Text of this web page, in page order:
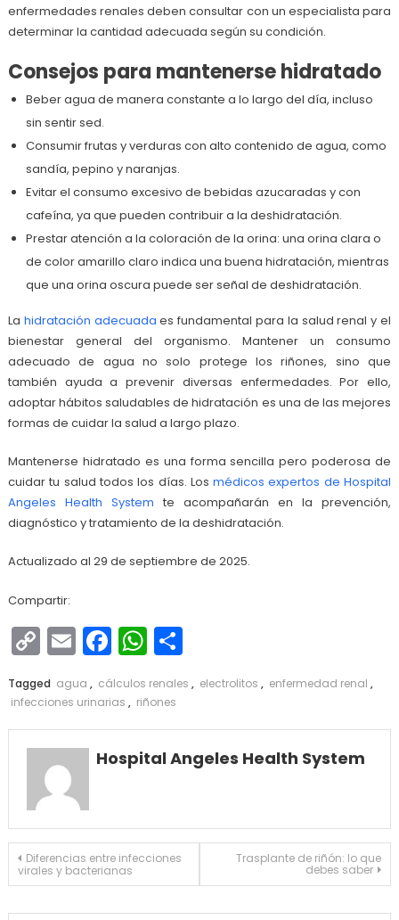
enfermedades renales deben consultar con un especialista para
determinar la cantidad adecuada según su condición.
Consejos para mantenerse hidratado
Beber agua de manera constante a lo largo del día, incluso
sin sentir sed.
Consumir frutas y verduras con alto contenido de agua, como
sandía, pepino y naranjas.
Evitar el consumo excesivo de bebidas azucaradas y con
cafeína, ya que pueden contribuir a la deshidratación.
Prestar atención a la coloración de la orina: una orina clara o
de color amarillo claro indica una buena hidratación, mientras
que una orina oscura puede ser señal de deshidratación.
La hidratación adecuada es fundamental para la salud renal y el
bienestar general del organismo. Mantener un consumo
adecuado de agua no solo protege los riñones, sino que
también ayuda a prevenir diversas enfermedades. Por ello,
adoptar hábitos saludables de hidratación es una de las mejores
formas de cuidar la salud a largo plazo.
Mantenerse hidratado es una forma sencilla pero poderosa de
cuidar tu salud todos los días. Losmédicos expertos de Hospital
Angeles Health System te acompañarán en la prevención,
diagnóstico y tratamiento de la deshidratación.
Actualizado al 29 de septiembre de 2025.
Compartir:
Copy
Link
EmailFacebook
WhatsApp
Compartir
Tagged agua , cálculos renales , electrolitos , enfermedad renal ,
infecciones urinarias , riñones
Hospital Angeles Health System
Navegación
de
Diferencias entre infecciones
virales y bacterianas
Trasplante de riñón: lo que
debes saber